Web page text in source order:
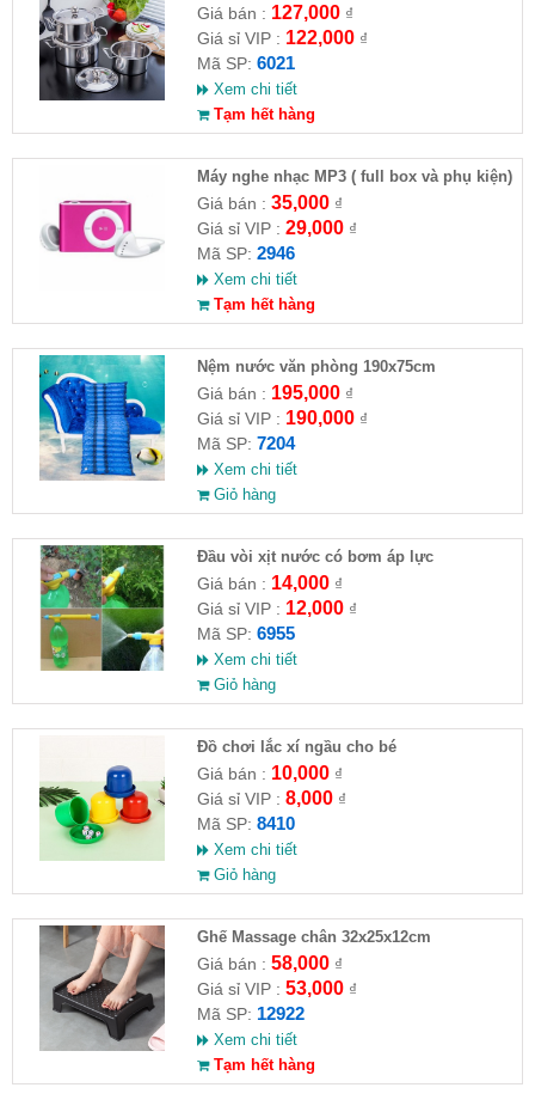
Giá bán : 127,000₫
Giá sỉ VIP : 122,000₫
Mã SP: 6021
Xem chi tiết
Tạm hết hàng
Máy nghe nhạc MP3 ( full box và phụ kiện)
Giá bán : 35,000₫
Giá sỉ VIP : 29,000₫
Mã SP: 2946
Xem chi tiết
Tạm hết hàng
Nệm nước văn phòng 190x75cm
Giá bán : 195,000₫
Giá sỉ VIP : 190,000₫
Mã SP: 7204
Xem chi tiết
Giỏ hàng
Đầu vòi xịt nước có bơm áp lực
Giá bán : 14,000₫
Giá sỉ VIP : 12,000₫
Mã SP: 6955
Xem chi tiết
Giỏ hàng
Đồ chơi lắc xí ngầu cho bé
Giá bán : 10,000₫
Giá sỉ VIP : 8,000₫
Mã SP: 8410
Xem chi tiết
Giỏ hàng
Ghế Massage chân 32x25x12cm
Giá bán : 58,000₫
Giá sỉ VIP : 53,000₫
Mã SP: 12922
Xem chi tiết
Tạm hết hàng